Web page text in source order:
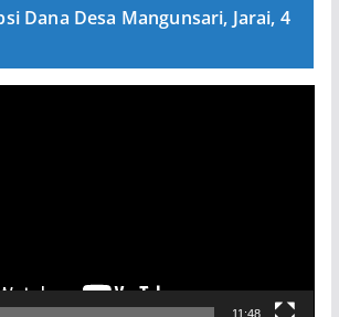
Dana Desa Mangunsari, Jarai, 4
11:48